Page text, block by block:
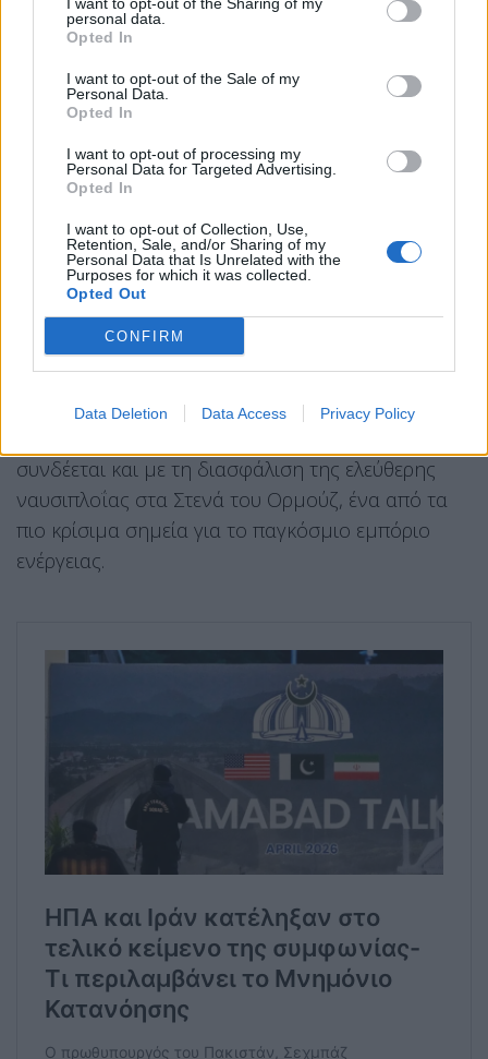
personal data.
Opted In
I want to opt-out of the Sale of my
Personal Data.
Opted In
I want to opt-out of processing my
Personal Data for Targeted Advertising.
Opted In
I want to opt-out of Collection, Use,
Retention, Sale, and/or Sharing of my
Personal Data that Is Unrelated with the
Purposes for which it was collected.
Opted Out
CONFIRM
Data Deletion Data Access Privacy Policy
το λιμάνι της Φουτζάιρα στον Κόλπο του Ομάν.
Οι διαπραγματεύσεις φαίνεται να επιταχύνθηκαν
μετά από επίσκεψη αξιωματούχων των Φρουρών
της Επανάστασης στο Αμπού Ντάμπι την
περασμένη εβδομάδα, ενώ ακολούθησαν επαφές
οριστικοποίηση των λεπτομερειών.
Η συμφωνία εξελίσσεται σε ένα σύνθετο
οικονομικό περιβάλλον, καθώςτο Ντουμπάι
φιλοξενεί σημαντικά ιρανικά κεφάλαια
τα οποία παραμένουν δεσμευμένα λόγω των
διεθνών κυρώσεων. Παράλληλα, η αποδέσμευση
συνδέεται και με τη διασφάλιση της ελεύθερης
ναυσιπλοΐας στα Στενά του Ορμούζ, ένα από τα
πιο κρίσιμα σημεία για το παγκόσμιο εμπόριο
ενέργειας.